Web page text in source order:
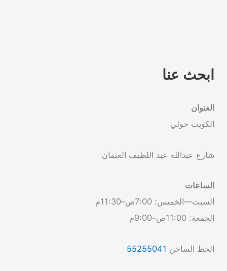
ابحث عنا
العنوان
الكويت حولي
شارع عبدالله عبد اللطيف العثمان
الساعات
السبت—الخميس: 7:00ص–11:30م
الجمعة: 11:00ص–9:00م
الخط الساخن 55255041